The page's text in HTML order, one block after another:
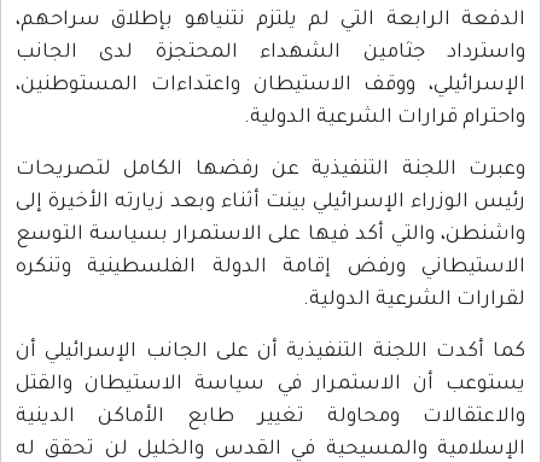
الدفعة الرابعة التي لم يلتزم نتنياهو بإطلاق سراحهم،
واسترداد جثامين الشهداء المحتجزة لدى الجانب
الإسرائيلي، ووقف الاستيطان واعتداءات المستوطنين،
واحترام قرارات الشرعية الدولية.
وعبرت اللجنة التنفيذية عن رفضها الكامل لتصريحات
رئيس الوزراء الإسرائيلي بينت أثناء وبعد زيارته الأخيرة إلى
واشنطن، والتي أكد فيها على الاستمرار بسياسة التوسع
الاستيطاني ورفض إقامة الدولة الفلسطينية وتنكره
لقرارات الشرعية الدولية.
كما أكدت اللجنة التنفيذية أن على الجانب الإسرائيلي أن
يستوعب أن الاستمرار في سياسة الاستيطان والقتل
والاعتقالات ومحاولة تغيير طابع الأماكن الدينية
الإسلامية والمسيحية في القدس والخليل لن تحقق له